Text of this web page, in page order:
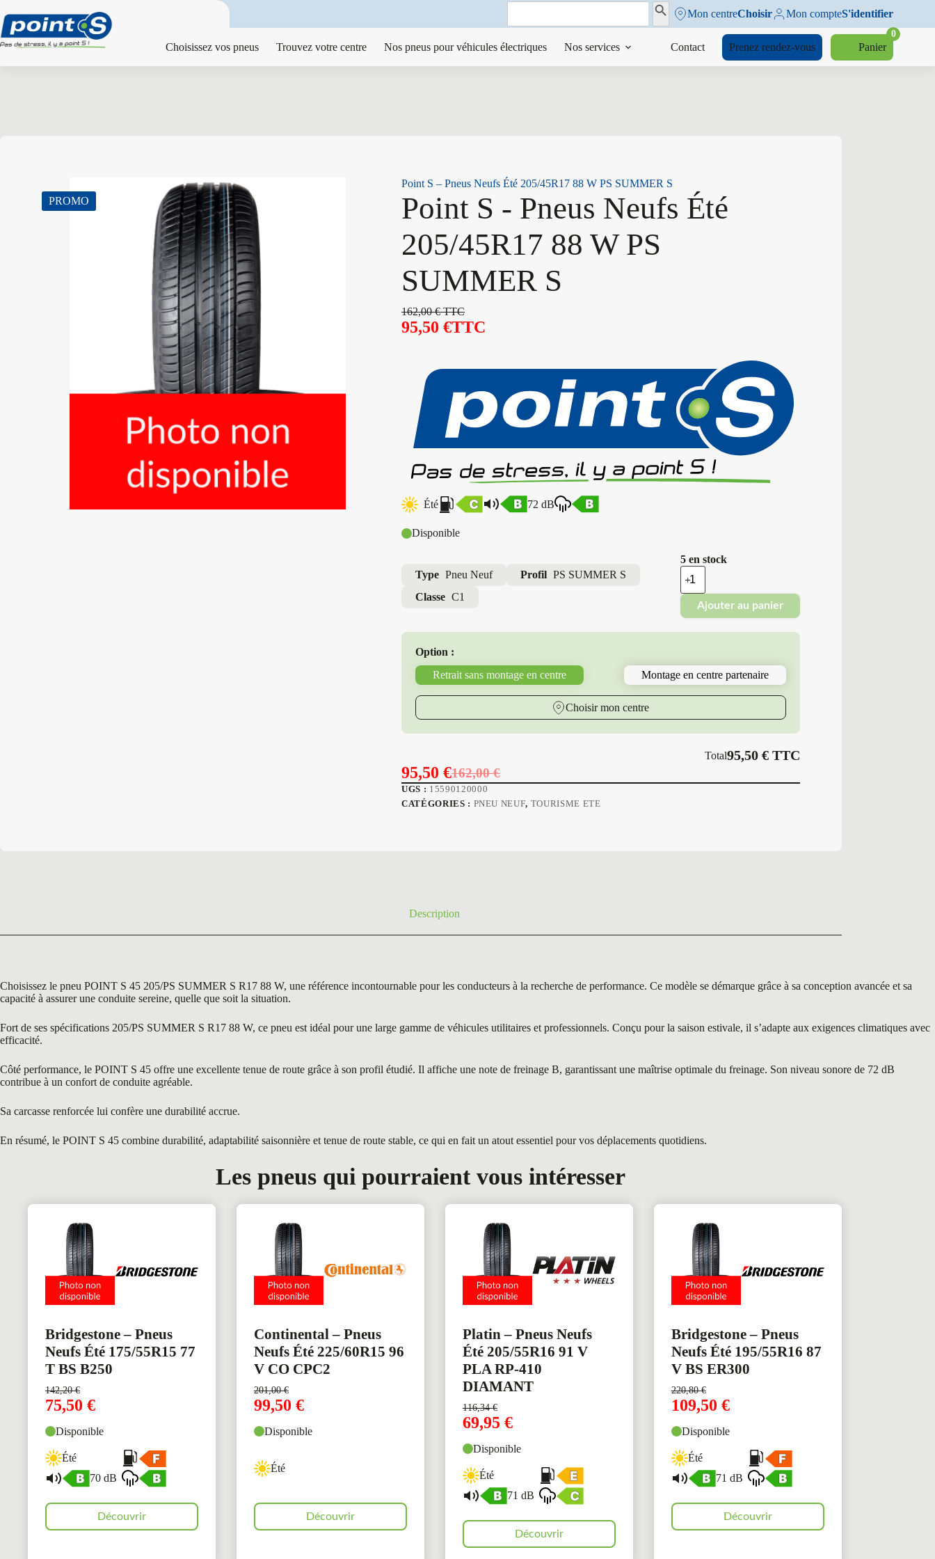
au
contenu
Search
Search ButtonMon centreChoisir Mon compteS'identifier
Choisissez vos pneus Trouvez votre centre Nos pneus pour véhicules électriques Nos services Contact Prenez rendez-vous Panier
0
PROMO
Point S – Pneus Neufs Été 205/45R17 88 W PS SUMMER S
Point S - Pneus Neufs Été
205/45R17 88 W PS
SUMMER S
162,00€TTC
95,50€TTC
Été 72 dB
Disponible
Type Pneu Neuf Profil PS SUMMER S
Classe C1
5 en stock
quantité
de
Point
-
Pneus
205/45R17
88
Ajouter au panier
Option :
Retrait sans montage en centre
Montage en centre partenaire
Choisir mon centre
Total95,50 €TTC
162,00€
Le
prix
95,50€Le
prix
UGS : 15590120000
CATÉGORIES : PNEU NEUF, TOURISME ETE
Description
Choisissez le pneu POINT S 45 205/PS SUMMER S R17 88 W, une référence incontournable pour les conducteurs à la recherche de performance. Ce modèle se démarque grâce à sa conception avancée et sa
capacité à assurer une conduite sereine, quelle que soit la situation.
Fort de ses spécifications 205/PS SUMMER S R17 88 W, ce pneu est idéal pour une large gamme de véhicules utilitaires et professionnels. Conçu pour la saison estivale, il s’adapte aux exigences climatiques avec
efficacité.
Côté performance, le POINT S 45 offre une excellente tenue de route grâce à son profil étudié. Il affiche une note de freinage B, garantissant une maîtrise optimale du freinage. Son niveau sonore de 72 dB
contribue à un confort de conduite agréable.
Sa carcasse renforcée lui confère une durabilité accrue.
En résumé, le POINT S 45 combine durabilité, adaptabilité saisonnière et tenue de route stable, ce qui en fait un atout essentiel pour vos déplacements quotidiens.
Les pneus qui pourraient vous intéresser
Bridgestone – Pneus
Neufs Été 175/55R15 77
T BS B250
142,20€
75,50 €
Disponible
Été
70 dB
Découvrir
Continental – Pneus
Neufs Été 225/60R15 96
V CO CPC2
201,00€
99,50 €
Disponible
Été
Découvrir
Platin – Pneus Neufs
Été 205/55R16 91 V
PLA RP-410
DIAMANT
116,34€
69,95 €
Disponible
Été
71 dB
Découvrir
Bridgestone – Pneus
Neufs Été 195/55R16 87
V BS ER300
220,80€
109,50 €
Disponible
Été
71 dB
Découvrir